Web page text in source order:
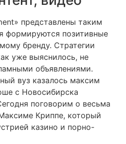
представлены таким
формируются позитивные
бренду. Стратегии
уже выяснилось, не
объявлениями.
вуз казалось максим
с Новосибирска
поговорим о весьма
Криппе, который
казино и порно-